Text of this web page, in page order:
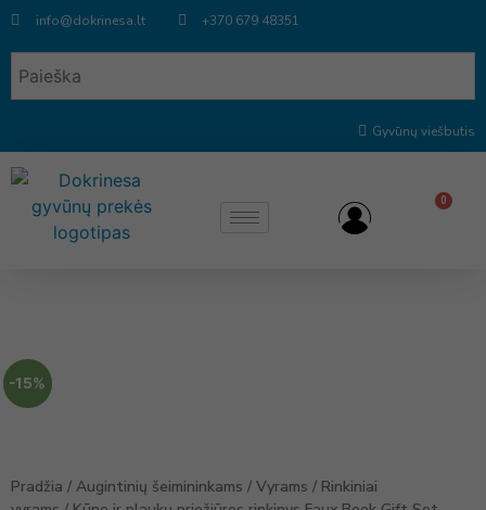
info@dokrinesa.lt +370 679 48351
Gyvūnų viešbutis
0
-15%
Pradžia / Augintinių šeimininkams / Vyrams / Rinkiniai